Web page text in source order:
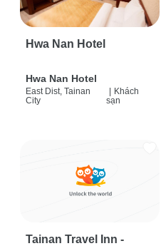
Hwa Nan Hotel
Hwa Nan Hotel
East Dist, Tainan
City
| Khách
sạn
Tainan Travel Inn -